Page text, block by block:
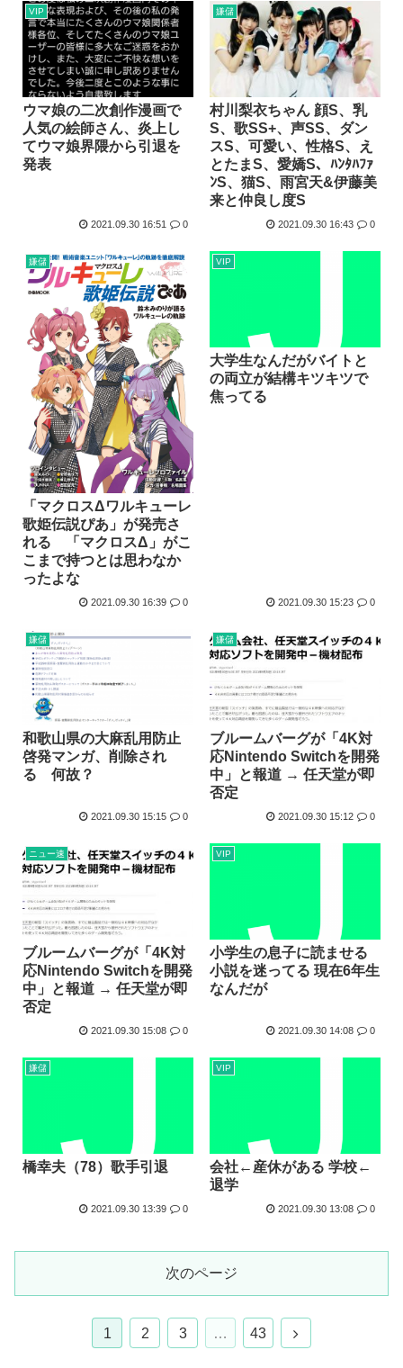
VIP
ウマ娘の二次創作漫画で
人気の絵師さん、炎上し
てウマ娘界隈から引退を
発表
2021.09.30 16:51 0
嫌儲
村川梨衣ちゃん 顔S、乳
S、歌SS+、声SS、ダン
スS、可愛い、性格S、え
とたまS、愛嬌S、ﾊﾝﾀﾊﾌｧ
ﾝS、猫S、雨宮天&伊藤美
来と仲良し度S
2021.09.30 16:43 0
嫌儲
「マクロスΔワルキューレ
歌姫伝説ぴあ」が発売さ
れる 「マクロスΔ」がこ
こまで持つとは思わなか
ったよな
2021.09.30 16:39 0
VIP
大学生なんだがバイトと
の両立が結構キツキツで
焦ってる
2021.09.30 15:23 0
嫌儲
和歌山県の大麻乱用防止
啓発マンガ、削除され
る 何故？
2021.09.30 15:15 0
嫌儲
ブルームバーグが「4K対
応Nintendo Switchを開発
中」と報道 → 任天堂が即
否定
2021.09.30 15:12 0
ニュー速
ブルームバーグが「4K対
応Nintendo Switchを開発
中」と報道 → 任天堂が即
否定
2021.09.30 15:08 0
VIP
小学生の息子に読ませる
小説を迷ってる 現在6年生
なんだが
2021.09.30 14:08 0
嫌儲
橋幸夫（78）歌手引退
2021.09.30 13:39 0
VIP
会社←産休がある 学校←
退学
2021.09.30 13:08 0
次のページ
1 2 3 … 43
次